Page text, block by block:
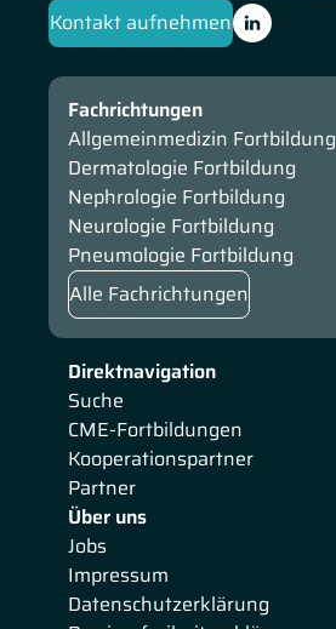
Kontakt aufnehmen
Direktnavigation
Suche
CME-Fortbildungen
Kooperationspartner
Partner
Über uns
Jobs
Impressum
Datenschutzerklärung
Fachrichtungen
Allgemeinmedizin Fortbildung
Dermatologie Fortbildung
Nephrologie Fortbildung
Neurologie Fortbildung
Pneumologie Fortbildung
Alle Fachrichtungen